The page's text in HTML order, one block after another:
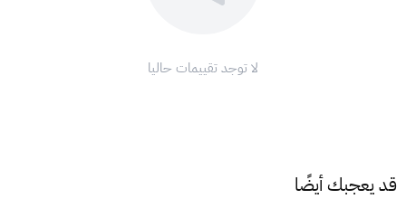
لا توجد تقييمات حاليا
قد يعجبك أيضًا